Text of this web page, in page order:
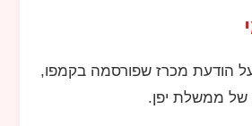
הודעת מכרז שפורסמה בקמפו,
ממשלת יפן.